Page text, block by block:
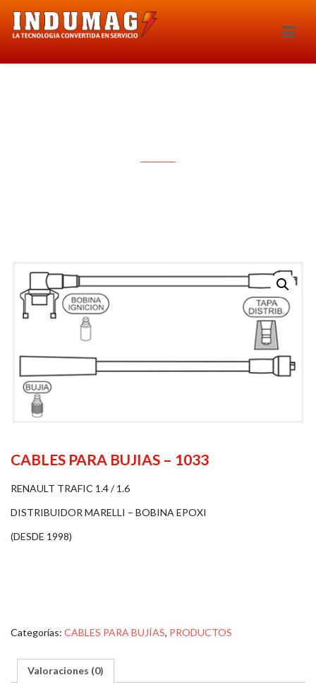
CABLES PARA BUJIAS – 1033
RENAULT TRAFIC 1.4 / 1.6
DISTRIBUIDOR MARELLI – BOBINA EPOXI
(DESDE 1998)
Categorías: CABLES PARA BUJÍAS, PRODUCTOS
Valoraciones (0)